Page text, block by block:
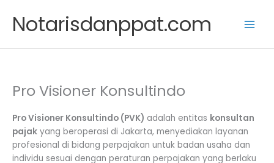
content
Notarisdanppat.com
Pro Visioner Konsultindo
Pro Visioner Konsultindo (PVK) adalah entitas konsultan
pajak yang beroperasi di Jakarta, menyediakan layanan
profesional di bidang perpajakan untuk badan usaha dan
individu sesuai dengan peraturan perpajakan yang berlaku